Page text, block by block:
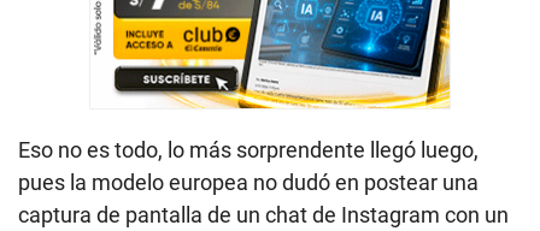
Eso no es todo, lo más sorprendente llegó luego,
pues la modelo europea no dudó en postear una
captura de pantalla de un chat de Instagram con un